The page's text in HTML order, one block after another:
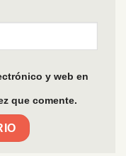
y web en
que comente.